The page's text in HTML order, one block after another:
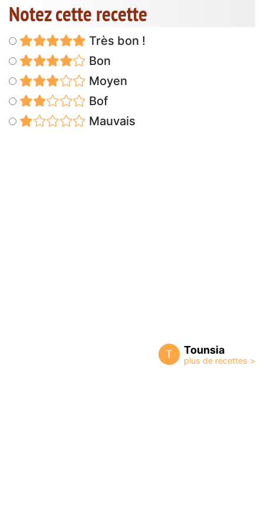
Notez cette recette
Très bon !
Bon
Moyen
Bof
Mauvais
T Tounsia